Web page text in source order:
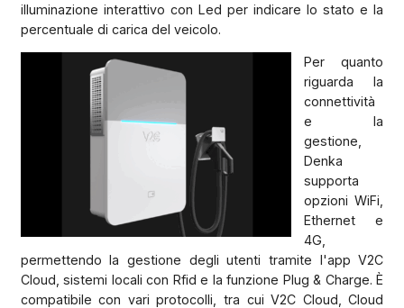
illuminazione interattivo con Led per indicare lo stato e la
percentuale di carica del veicolo.
Per quanto
riguarda la
connettività
e la
gestione,
Denka
supporta
opzioni WiFi,
Ethernet e
4G,
permettendo la gestione degli utenti tramite l'app V2C
Cloud, sistemi locali con Rfid e la funzione Plug & Charge. È
compatibile con vari protocolli, tra cui V2C Cloud, Cloud